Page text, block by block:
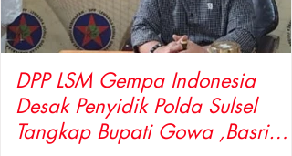
DPP LSM Gempa Indonesia
Desak Penyidik Polda Sulsel
Tangkap Bupati Gowa ,Basri